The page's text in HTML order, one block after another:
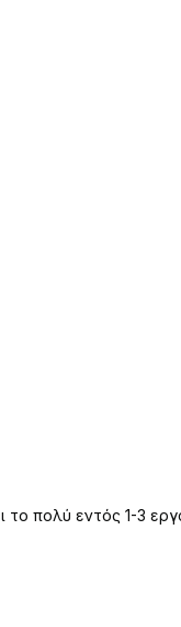
πολύ εντός 1-3